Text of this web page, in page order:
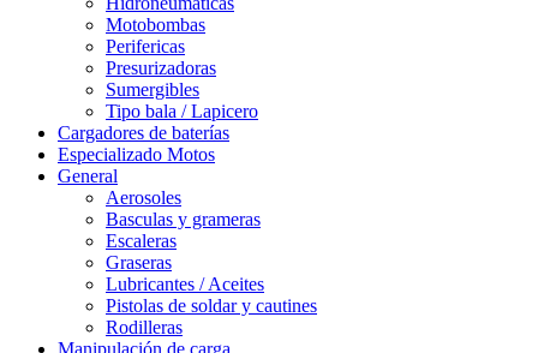
Motobombas
Perifericas
Presurizadoras
Sumergibles
Tipo bala / Lapicero
Cargadores de baterías
Especializado Motos
General
Aerosoles
Basculas y grameras
Escaleras
Graseras
Lubricantes / Aceites
Pistolas de soldar y cautines
Rodilleras
Manipulación de carga